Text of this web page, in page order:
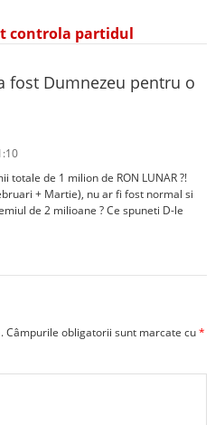
controla partidul
fost Dumnezeu pentru o
totale de 1 milion de RON LUNAR ?!
+ Martie), nu ar fi fost normal si
de 2 milioane ? Ce spuneti D-le
Câmpurile obligatorii sunt marcate cu*